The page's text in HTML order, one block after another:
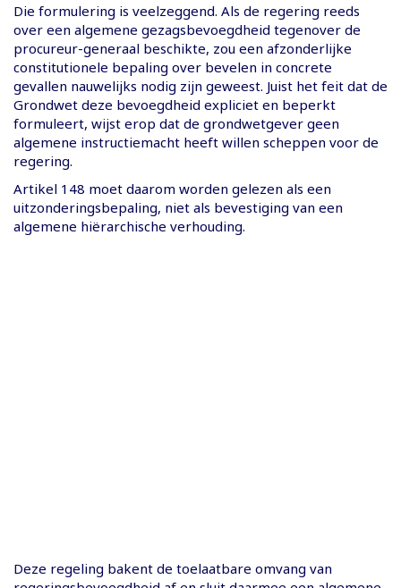
Die formulering is veelzeggend. Als de regering reeds
over een algemene gezagsbevoegdheid tegenover de
procureur-generaal beschikte, zou een afzonderlijke
constitutionele bepaling over bevelen in concrete
gevallen nauwelijks nodig zijn geweest. Juist het feit dat de
Grondwet deze bevoegdheid expliciet en beperkt
formuleert, wijst erop dat de grondwetgever geen
algemene instructiemacht heeft willen scheppen voor de
regering.
Artikel 148 moet daarom worden gelezen als een
uitzonderingsbepaling, niet als bevestiging van een
algemene hiërarchische verhouding.
Deze regeling bakent de toelaatbare omvang van